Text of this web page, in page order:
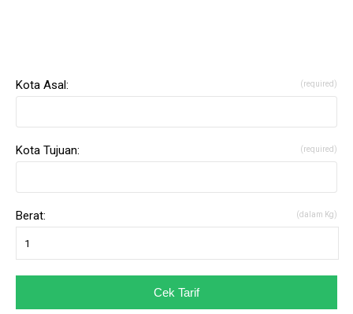
Kota Asal: (required)
Kota Tujuan: (required)
Berat: (dalam Kg)